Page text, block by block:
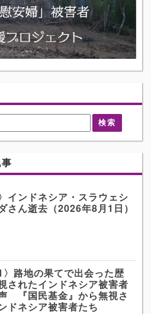
インドネシア・スラウェシ
さん逝去（2026年8月1日）
〉路地の果てで出会った歴
されたインドネシア被害者
『国民基金』から無視さ
ドネシア被害者たち